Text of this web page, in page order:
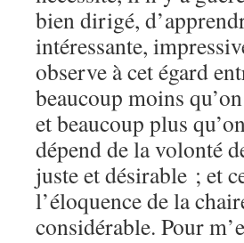
bien dirigé,
intéressante,
observe à cet égard
beaucoup moins
et beaucoup plus
dépend de la volonté
juste et désirable ; et
l’éloquence de la
considérable. Pour